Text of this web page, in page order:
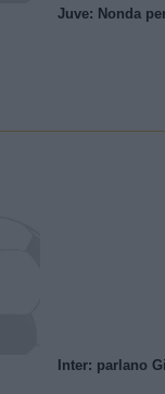
Juve: Nonda
Inter: parlano